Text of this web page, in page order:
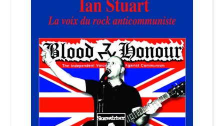
Nous Contacter
Politique de confidentialité et cookies
Soutien à Philippe Randa